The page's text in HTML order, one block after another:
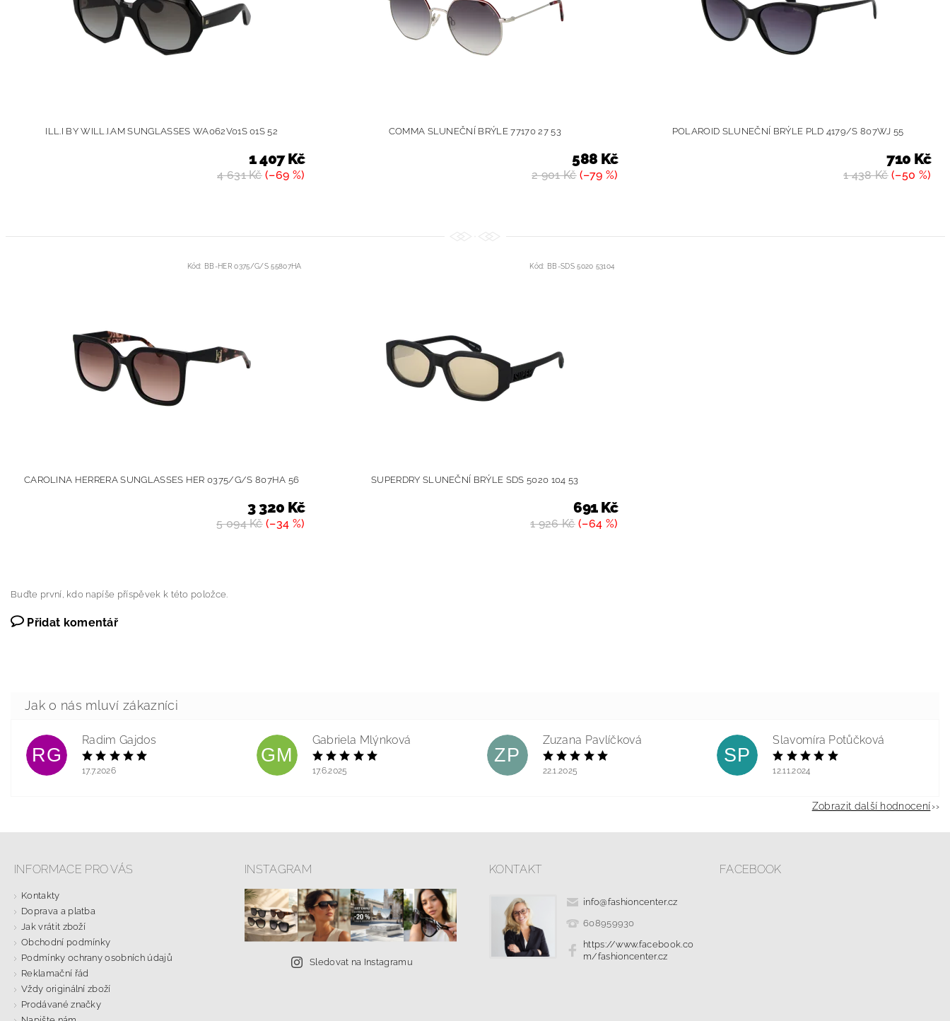
ILL.I BY WILL.I.AM SUNGLASSES WA062V01S 01S 52
4 631 Kč(–69 %)
1 407 Kč
COMMA SLUNEČNÍ BRÝLE 77170 27 53
2 901 Kč(–79 %)
588 Kč
POLAROID SLUNEČNÍ BRÝLE PLD 4179/S 807WJ 55
1 438 Kč(–50 %)
710 Kč
Kód: BB-HER 0375/G/S 55807HA
CAROLINA HERRERA SUNGLASSES HER 0375/G/S 807HA 56
5 094 Kč(–34 %)
3 320 Kč
Kód: BB-SDS 5020 53104
SUPERDRY SLUNEČNÍ BRÝLE SDS 5020 104 53
1 926 Kč(–64 %)
691 Kč
Buďte první, kdo napíše příspěvek k této položce.
Přidat komentář
RG
Radim Gajdos
17.7.2026
GM
Gabriela Mlýnková
17.6.2025
ZP
Zuzana Pavlíčková
22.1.2025
SP
Slavomíra Potůčková
12.11.2024
Zobrazit další hodnocení
INFORMACE PRO VÁS
Kontakty
Doprava a platba
Jak vrátit zboží
Obchodní podmínky
Podmínky ochrany osobních údajů
Reklamační řád
Vždy originální zboží
Prodávané značky
INSTAGRAM
Sledovat na Instagramu
KONTAKT
info@fashioncenter.cz
608959930
https://www.facebook.co
m/fashioncenter.cz
FACEBOOK